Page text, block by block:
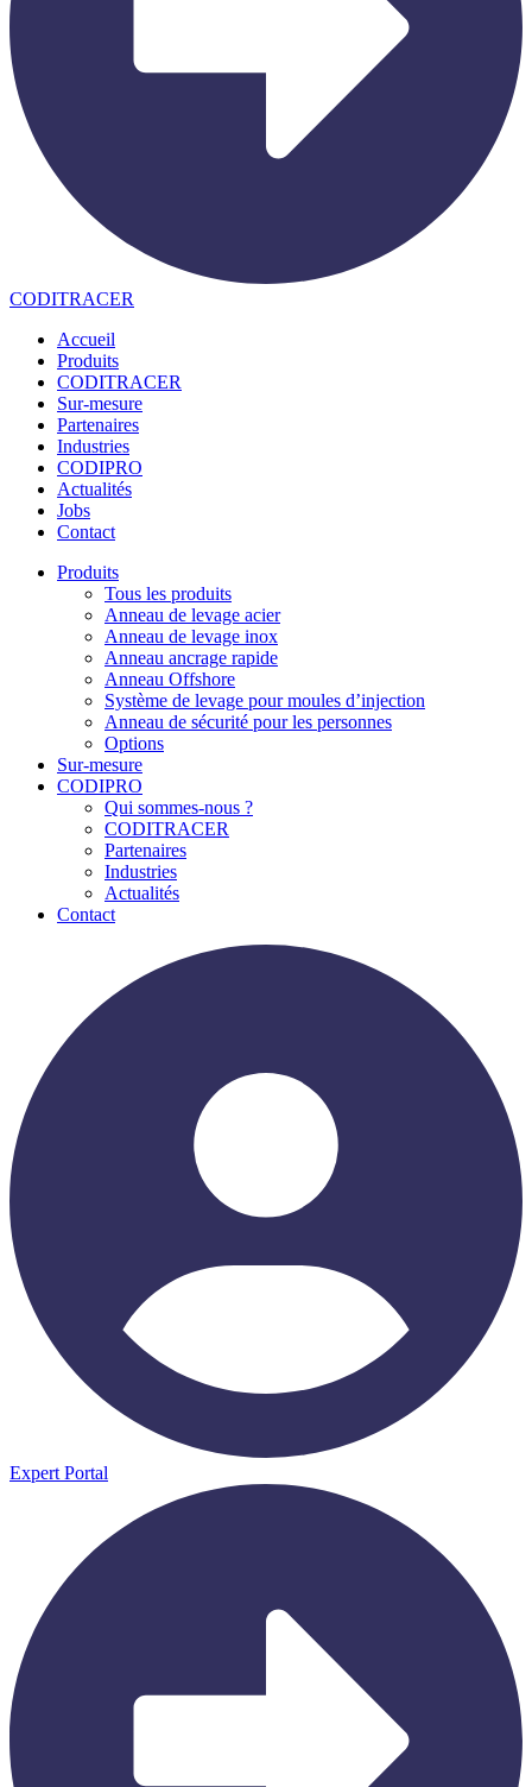
CODITRACER
Accueil
Produits
CODITRACER
Sur-mesure
Partenaires
Industries
CODIPRO
Actualités
Jobs
Contact
Produits
Tous les produits
Anneau de levage acier
Anneau de levage inox
Anneau ancrage rapide
Anneau Offshore
Système de levage pour moules d’injection
Anneau de sécurité pour les personnes
Options
Sur-mesure
CODIPRO
Qui sommes-nous ?
CODITRACER
Partenaires
Industries
Actualités
Contact
Expert Portal